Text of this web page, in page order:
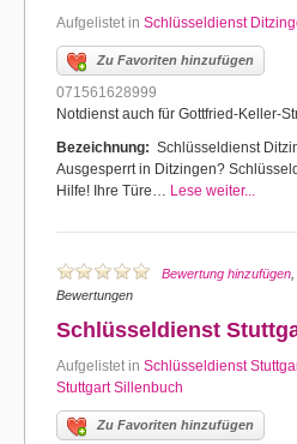
Aufgelistet in Schlüsseldienst
Zu Favoriten hinzufügen
071561628999
Notdienst auch für Gottfried-Keller-
Bezeichnung: Schlüsseldienst
Ausgesperrt in Ditzingen?
Hilfe! Ihre Türe… Lese weiter...
Bewertung hinzufügen
Bewertungen
Schlüsseldienst
Aufgelistet in Schlüsseldienst
Stuttgart Sillenbuch
Zu Favoriten hinzufügen